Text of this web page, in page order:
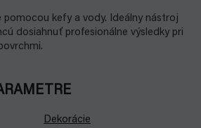
pomocou kefy a vody. Ideálny nástroj
dosiahnuť profesionálne výsledky pri
Dekorácie